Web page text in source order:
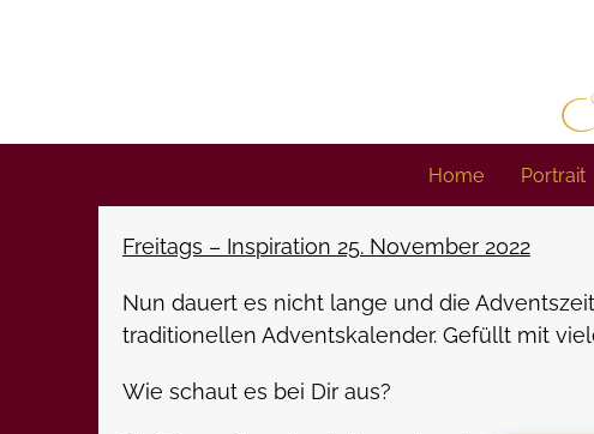
Home Portrait
Freitags – Inspiration 25. November 2022
Nun dauert es nicht lange und die
traditionellen Adventskalender. Gefüllt mit
Wie schaut es bei Dir aus?